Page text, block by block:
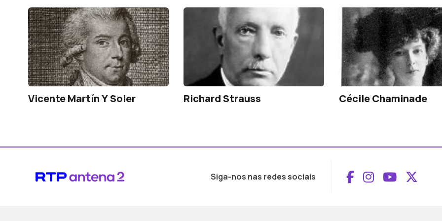
Vicente Martín Y Soler Richard Strauss Cécile Chaminade
Siga-nos nas redes sociais Aceder ao
Aceder ao
Aceder